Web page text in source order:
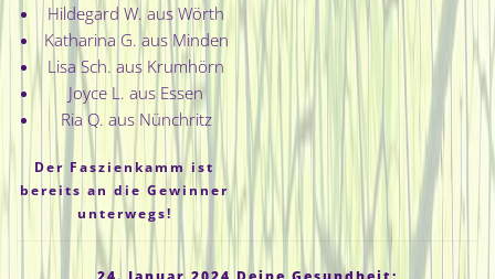
Hildegard W. aus Wörth
Katharina G. aus Minden
Lisa Sch. aus Krumhörn
Joyce L. aus Essen
Ria Q. aus Nünchritz
Der Faszienkamm ist
bereits an die Gewinner
unterwegs!